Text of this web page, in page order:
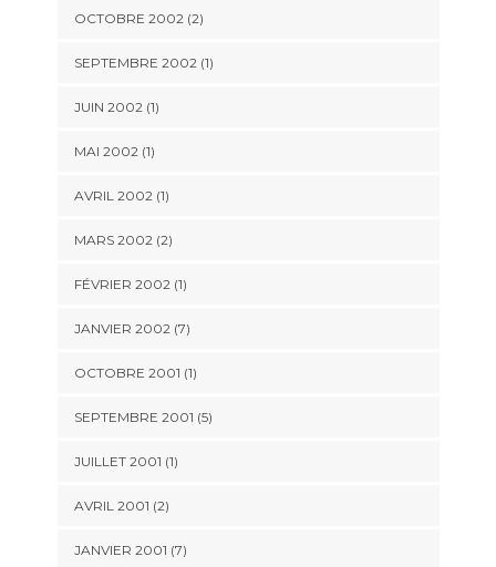
OCTOBRE 2002 (2)
SEPTEMBRE 2002 (1)
JUIN 2002 (1)
MAI 2002 (1)
AVRIL 2002 (1)
MARS 2002 (2)
FÉVRIER 2002 (1)
JANVIER 2002 (7)
OCTOBRE 2001 (1)
SEPTEMBRE 2001 (5)
JUILLET 2001 (1)
AVRIL 2001 (2)
JANVIER 2001 (7)